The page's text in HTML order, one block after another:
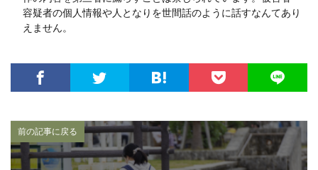
容疑者の個人情報や人となりを世間話のように話すなんてあり
えません。
前の記事に戻る